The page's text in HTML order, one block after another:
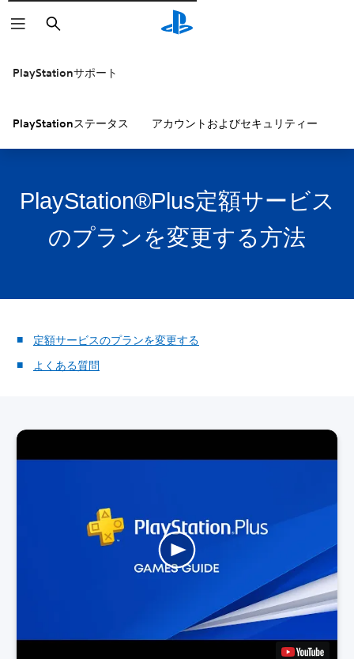
検
索
PlayStationサポート
PlayStationステータス アカウントおよびセキュリティー
PlayStation®Plus定額サービス
のプランを変更する方法
定額サービスのプランを変更する
よくある質問